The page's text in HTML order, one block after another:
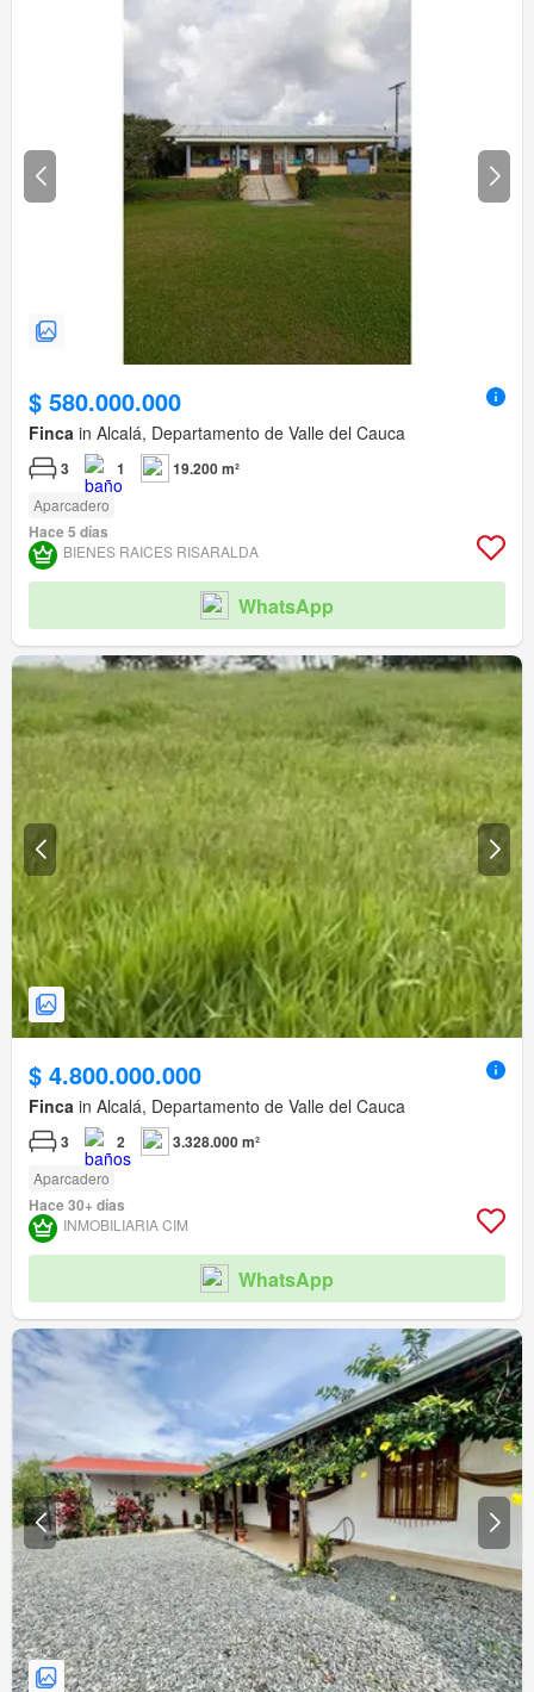
$ 580.000.000
Finca in Alcalá, Departamento de Valle del Cauca
3 1 19.200 m²
Aparcadero
Hace 5 días
BIENES RAICES RISARALDA
WhatsApp
$ 4.800.000.000
Finca in Alcalá, Departamento de Valle del Cauca
3 2 3.328.000 m²
Aparcadero
Hace 30+ días
INMOBILIARIA CIM
WhatsApp